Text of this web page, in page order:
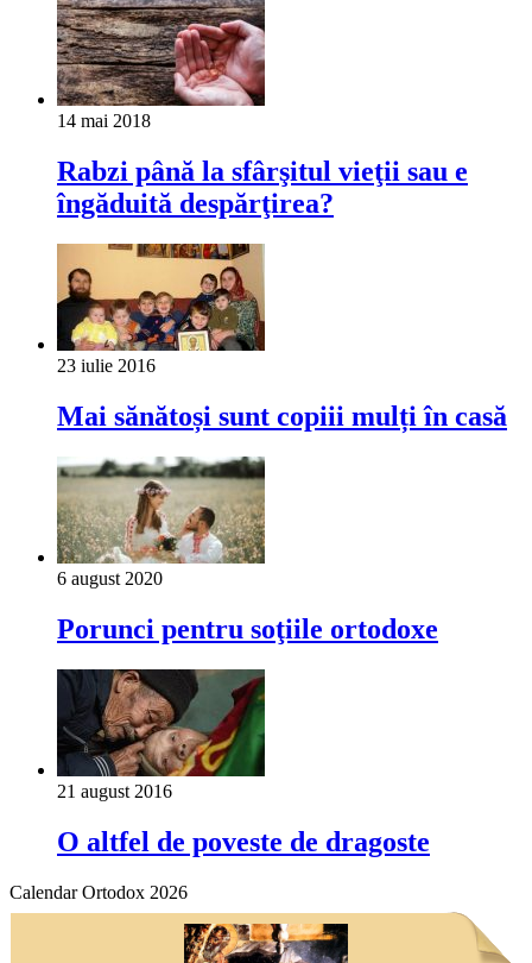
14 mai 2018
Rabzi până la sfârşitul vieţii sau e
îngăduită despărţirea?
23 iulie 2016
Mai sănătoși sunt copiii mulți în casă
6 august 2020
Porunci pentru soţiile ortodoxe
21 august 2016
O altfel de poveste de dragoste
Calendar Ortodox 2026